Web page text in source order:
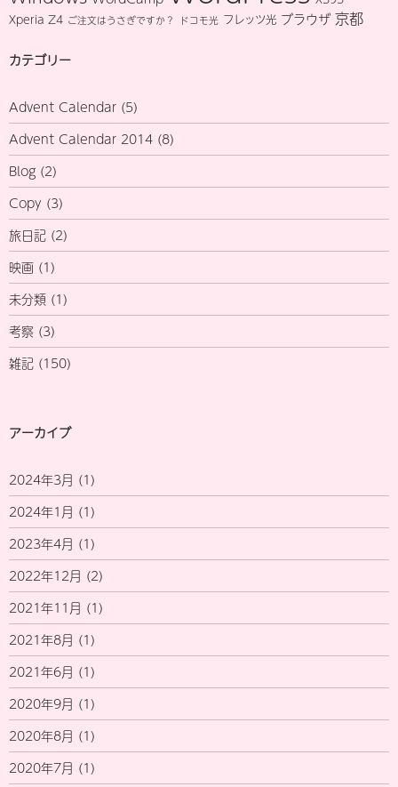
Xperia Z4 ご注文はうさぎですか？ ドコモ光 フレッツ光 ブラウザ 京都
カテゴリー
Advent Calendar (5)
Advent Calendar 2014 (8)
Blog (2)
Copy (3)
旅日記 (2)
映画 (1)
未分類 (1)
考察 (3)
雑記 (150)
アーカイブ
2024年3月 (1)
2024年1月 (1)
2023年4月 (1)
2022年12月 (2)
2021年11月 (1)
2021年8月 (1)
2021年6月 (1)
2020年9月 (1)
2020年8月 (1)
2020年7月 (1)